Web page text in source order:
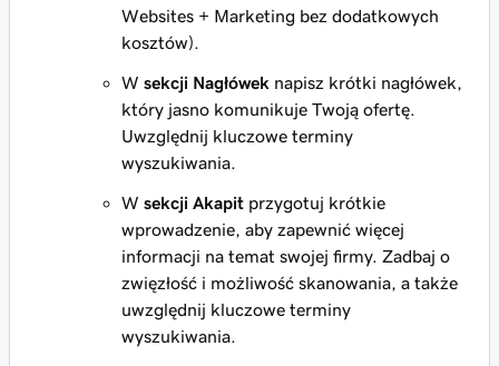
Websites + Marketing bez dodatkowych
kosztów).
W sekcji Nagłówek napisz krótki nagłówek,
który jasno komunikuje Twoją ofertę.
Uwzględnij kluczowe terminy
wyszukiwania.
W sekcji Akapit przygotuj krótkie
wprowadzenie, aby zapewnić więcej
informacji na temat swojej firmy. Zadbaj o
zwięzłość i możliwość skanowania, a także
uwzględnij kluczowe terminy
wyszukiwania.